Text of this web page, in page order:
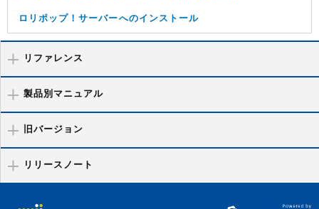
ロリポップ！サーバーへのインストール
リファレンス
製品別マニュアル
旧バージョン
リリースノート